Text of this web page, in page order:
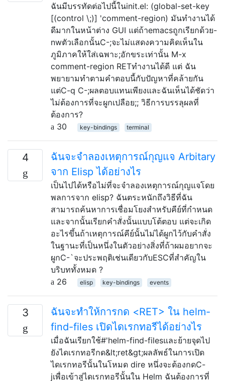
ฉันมีบรรทัดต่อไปนี้ในinit.el: (global-set-key
[(control \;)] 'comment-region) มันทำงานได้
ดีมากในหน้าต่าง GUI แต่ถ้าemacsถูกเรียกด้วย-
nwตัวเลือกนั้นC-;จะไม่แสดงความคิดเห็นใน
ภูมิภาคให้ใส่เฉพาะ;อักขระเท่านั้น M-x
comment-region RETทำงานได้ดี แต่ ฉัน
พยายามทำตามคำตอบนี้กับปัญหาที่คล้ายกัน
แต่C-q C-;ผลตอบแทนเพียงและฉันเห็นได้ชัดว่า
ไม่ต้องการที่จะผูกเปลือย;; วิธีการบรรลุผลที่
ต้องการ?
30
key-bindings terminal
4
ฉันจะจำลองเหตุการณ์กุญแจ Arbitary
จาก Elisp ได้อย่างไร
เป็นไปได้หรือไม่ที่จะจำลองเหตุการณ์กุญแจโดย
พลการจาก elisp? ฉันตระหนักถึงวิธีที่ฉัน
สามารถค้นหาการเชื่อมโยงสำหรับคีย์ที่กำหนด
และจากนั้นเรียกคำสั่งนั้นแบบโต้ตอบ แต่จะเกิด
อะไรขึ้นถ้าเหตุการณ์คีย์นั้นไม่ได้ผูกไว้กับคำสั่ง
ในฐานะที่เป็นหนึ่งในตัวอย่างสิ่งที่ถ้าผมอยากจะ
ผูกC-`จะประพฤติเช่นเดียวกับESCที่สำคัญใน
บริบททั้งหมด ?
26
elisp key-bindings events
3
ฉันจะทำให้การกด <RET> ใน helm-
find-files เปิดไดเรกทอรีได้อย่างไร
เมื่อฉันเรียกใช้#'helm-find-filesและย้ายจุดไป
ยังไดเรกทอรีกด&lt;ret&gt;ผลลัพธ์ในการเปิด
ไดเรกทอรีนั้นในโหมด dire หนึ่งจะต้องกดC-
jเพื่อเข้าสู่ไดเรกทอรีนั้นใน Helm ฉันต้องการที่